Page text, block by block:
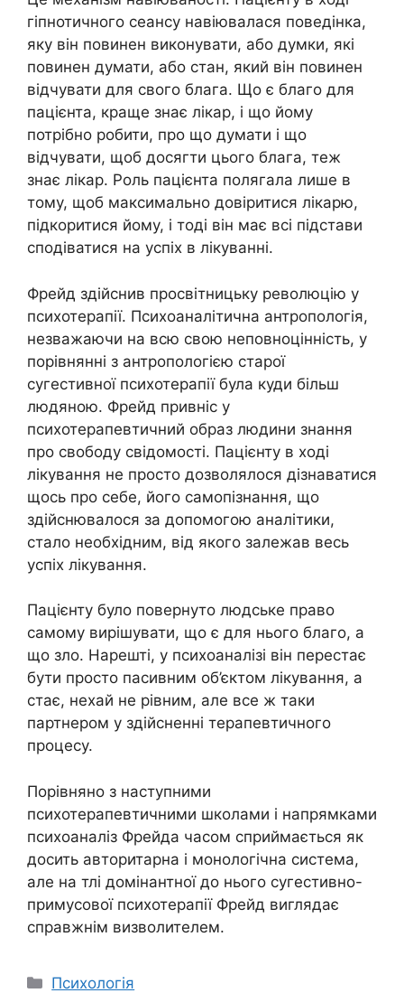
гіпнотичного сеансу навіювалася поведінка,
яку він повинен виконувати, або думки, які
повинен думати, або стан, який він повинен
відчувати для свого блага. Що є благо для
пацієнта, краще знає лікар, і що йому
потрібно робити, про що думати і що
відчувати, щоб досягти цього блага, теж
знає лікар. Роль пацієнта полягала лише в
тому, щоб максимально довіритися лікарю,
підкоритися йому, і тоді він має всі підстави
сподіватися на успіх в лікуванні.
Фрейд здійснив просвітницьку революцію у
психотерапії. Психоаналітична антропологія,
незважаючи на всю свою неповноцінність, у
порівнянні з антропологією старої
сугестивної психотерапії була куди більш
людяною. Фрейд привніс у
психотерапевтичний образ людини знання
про свободу свідомості. Пацієнту в ході
лікування не просто дозволялося дізнаватися
щось про себе, його самопізнання, що
здійснювалося за допомогою аналітики,
стало необхідним, від якого залежав весь
успіх лікування.
Пацієнту було повернуто людське право
самому вирішувати, що є для нього благо, а
що зло. Нарешті, у психоаналізі він перестає
бути просто пасивним об’єктом лікування, а
стає, нехай не рівним, але все ж таки
партнером у здійсненні терапевтичного
процесу.
Порівняно з наступними
психотерапевтичними школами і напрямками
психоаналіз Фрейда часом сприймається як
досить авторитарна і монологічна система,
але на тлі домінантної до нього сугестивно-
примусової психотерапії Фрейд виглядає
справжнім визволителем.
Категорії
Психологія